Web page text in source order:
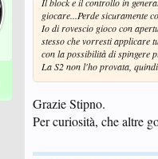
giocare...Perde sicuramente
Io di rovescio gioco con
stesso che vorresti applicare
con la possibilità di spingere
La S2 non l'ho provata,
Grazie Stipno.
Per curiosità, che altre